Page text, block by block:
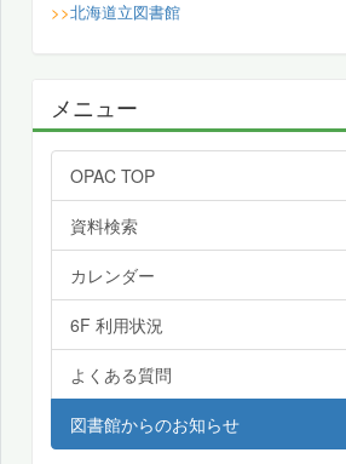
>>北海道立図書館
メニュー
OPAC TOP
資料検索
カレンダー
6F 利用状況
よくある質問
図書館からのお知らせ